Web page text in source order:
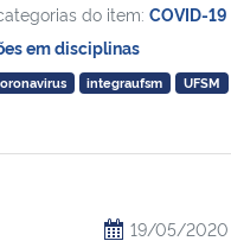
do item: COVID-19
em disciplinas
integraufsm UFSM
19/05/2020